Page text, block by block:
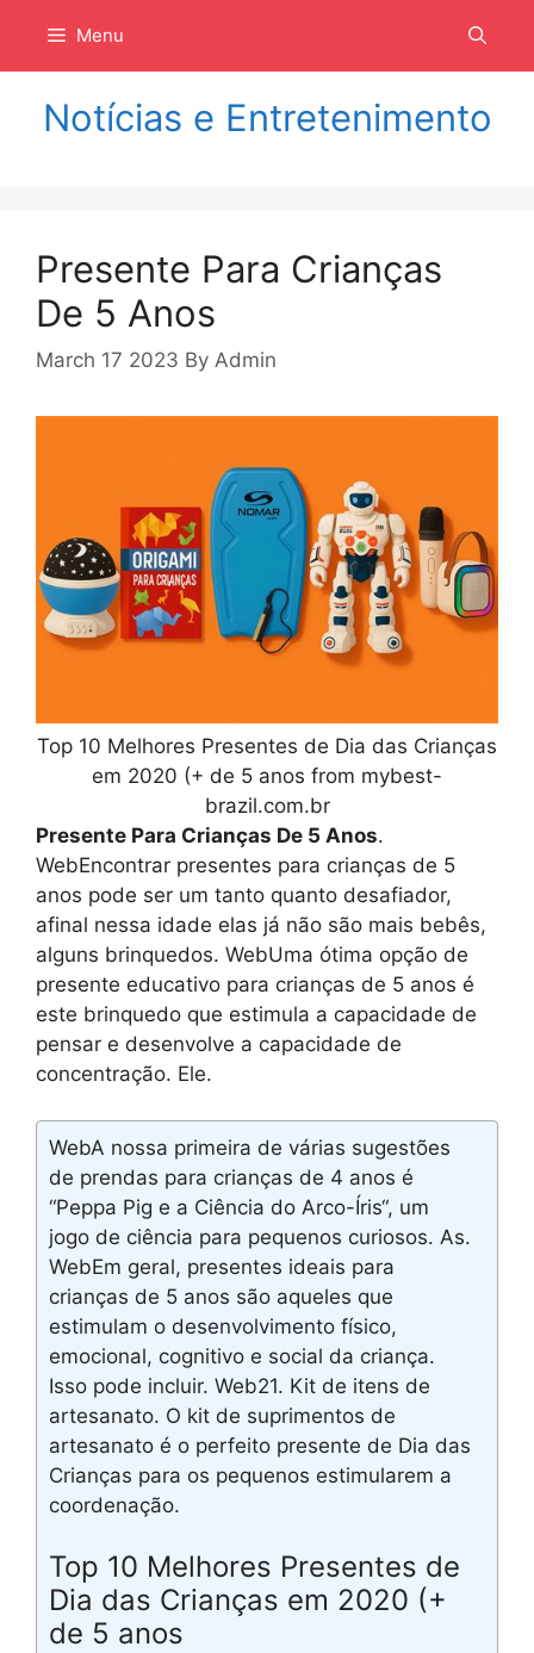
isi
Menu
Notícias e Entretenimento
Presente Para Crianças
De 5 Anos
March 17 2023 By Admin
Top 10 Melhores Presentes de Dia das Crianças
em 2020 (+ de 5 anos from mybest-
brazil.com.br
Presente Para Crianças De 5 Anos.
WebEncontrar presentes para crianças de 5
anos pode ser um tanto quanto desafiador,
afinal nessa idade elas já não são mais bebês,
alguns brinquedos. WebUma ótima opção de
presente educativo para crianças de 5 anos é
este brinquedo que estimula a capacidade de
pensar e desenvolve a capacidade de
concentração. Ele.
WebA nossa primeira de várias sugestões
de prendas para crianças de 4 anos é
“Peppa Pig e a Ciência do Arco-Íris“, um
jogo de ciência para pequenos curiosos. As.
WebEm geral, presentes ideais para
crianças de 5 anos são aqueles que
estimulam o desenvolvimento físico,
emocional, cognitivo e social da criança.
Isso pode incluir. Web21. Kit de itens de
artesanato. O kit de suprimentos de
artesanato é o perfeito presente de Dia das
Crianças para os pequenos estimularem a
coordenação.
Top 10 Melhores Presentes de
Dia das Crianças em 2020 (+
de 5 anos